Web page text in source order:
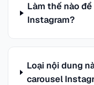
Làm thế nào
Instagram?
Loại nội dung
carousel